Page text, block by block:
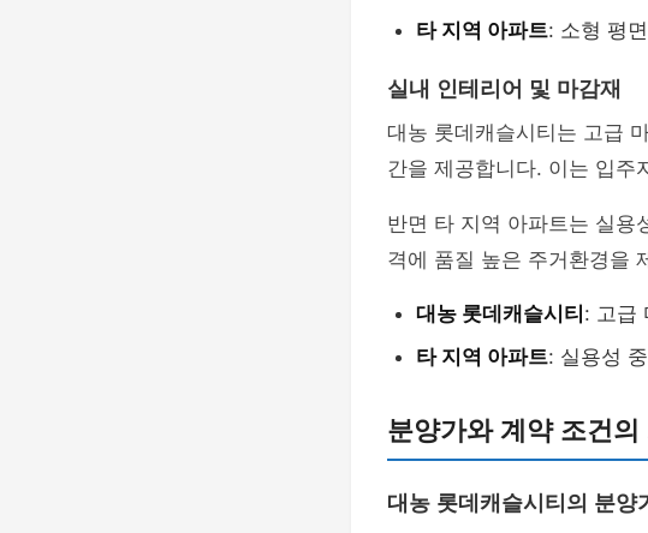
타 지역 아파트: 소형 평
실내 인테리어 및 마감재
대농 롯데캐슬시티는 고급
간을 제공합니다. 이는 입주
반면 타 지역 아파트는 실용
격에 품질 높은 주거환경을
대농 롯데캐슬시티 : 고급
타 지역 아파트: 실용성
분양가와 계약 조건의
대농 롯데캐슬시티의 분양